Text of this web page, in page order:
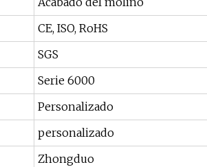
CE, ISO, RoHS
SGS
Serie 6000
Personalizado
personalizado
Zhongduo